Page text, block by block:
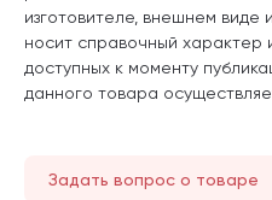
изготовителе, внешнем виде
носит справочный характер
доступных к моменту
данного товара
Задать вопрос о товаре